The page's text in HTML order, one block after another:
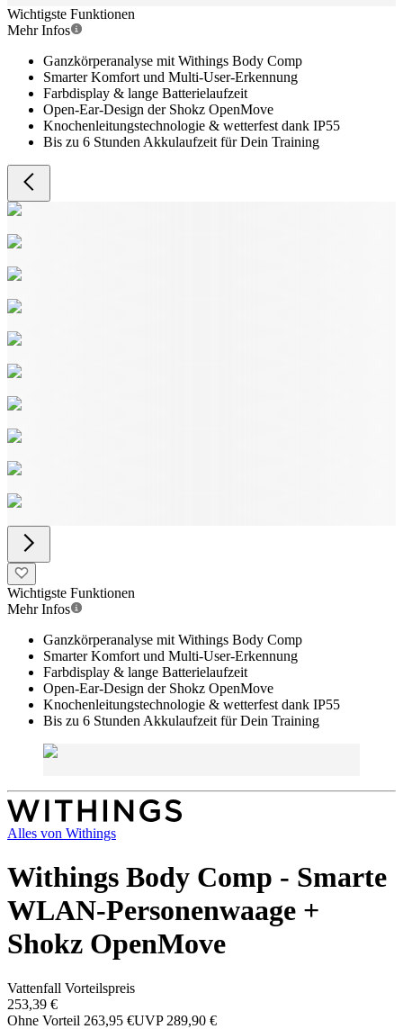
Wichtigste Funktionen
Mehr Infos
Ganzkörperanalyse mit Withings Body Comp
Smarter Komfort und Multi-User-Erkennung
Farbdisplay & lange Batterielaufzeit
Open-Ear-Design der Shokz OpenMove
Knochenleitungstechnologie & wetterfest dank IP55
Bis zu 6 Stunden Akkulaufzeit für Dein Training
Wichtigste Funktionen
Mehr Infos
Ganzkörperanalyse mit Withings Body Comp
Smarter Komfort und Multi-User-Erkennung
Farbdisplay & lange Batterielaufzeit
Open-Ear-Design der Shokz OpenMove
Knochenleitungstechnologie & wetterfest dank IP55
Bis zu 6 Stunden Akkulaufzeit für Dein Training
Alles von Withings
Withings Body Comp - Smarte
WLAN-Personenwaage +
Shokz OpenMove
Vattenfall Vorteilspreis
253,39 €
Ohne Vorteil 263,95 €UVP 289,90 €